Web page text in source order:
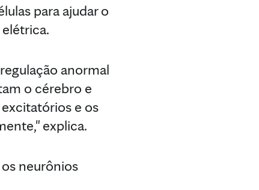
para ajudar o
anormal
o cérebro e
e os
explica.
neurônios